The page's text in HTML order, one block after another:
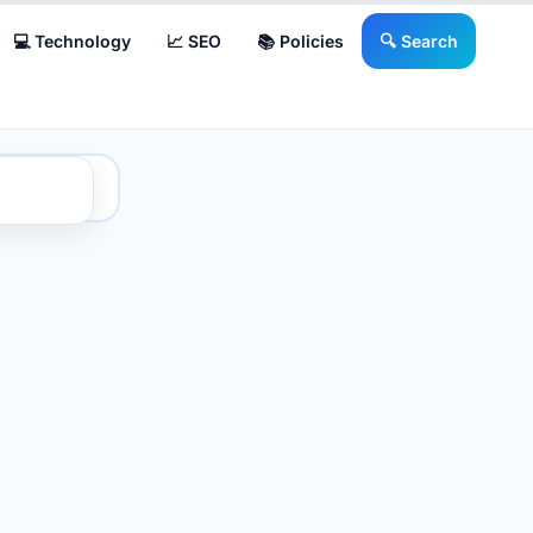
💻 Technology 📈 SEO 📚 Policies 🔍 Search